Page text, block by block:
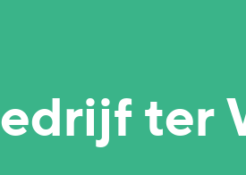
ter